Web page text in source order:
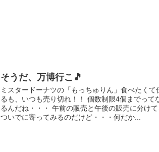
そうだ、万博行こ🎵
ミスタードーナツの「もっちゅりん」食べたくて
るも、いつも売り切れ！！ 個数制限4個までって
るんだね・・・ 午前の販売と午後の販売に分け
ついでに寄ってみるのだけど・・・何だか...